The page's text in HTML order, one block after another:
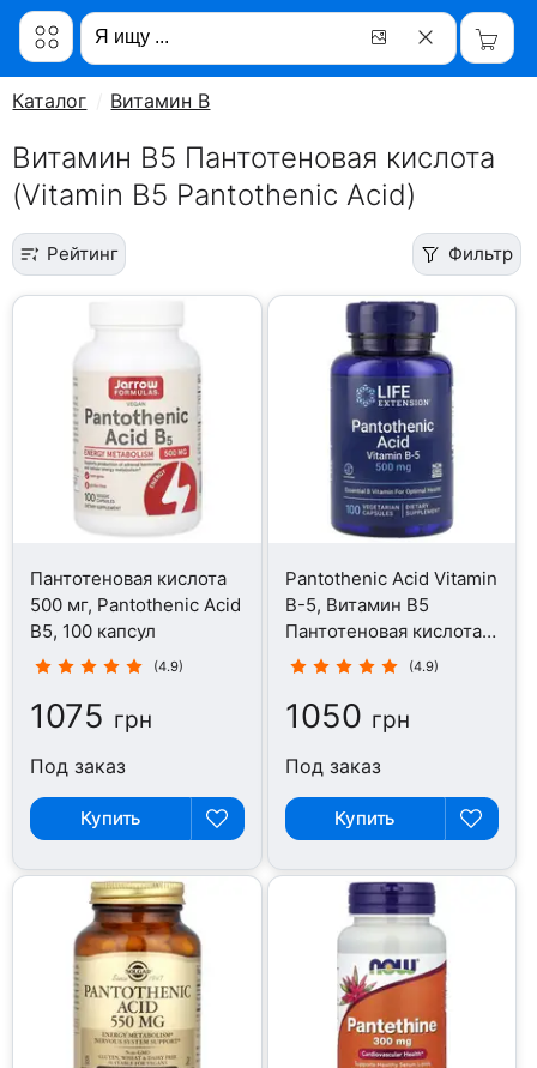
Каталог Витамин B
Витамин B5 Пантотеновая кислота
(Vitamin B5 Pantothenic Acid)
Рейтинг Фильтр
Пантотеновая кислота
500 мг, Pantothenic Acid
B5, 100 капсул
(4.9)
1075 грн
Под заказ
Купить
Pantothenic Acid Vitamin
B-5, Витамин B5
Пантотеновая кислота,
100 капсул
(4.9)
1050 грн
Под заказ
Купить